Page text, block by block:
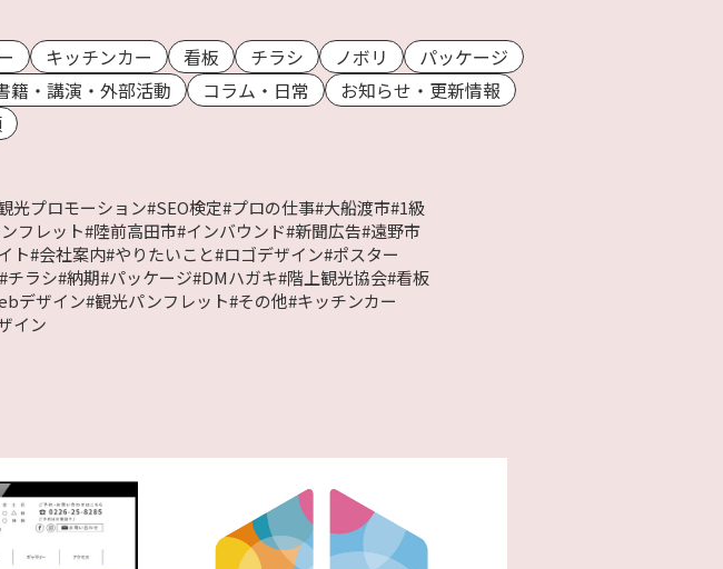
キッチンカー 看板 チラシ ノボリ
パッケージ
籍・講演・外部活動 コラム・日常
お知らせ・更新情報
光プロモーション#SEO検定#プロの仕事#大船渡市#1級
フレット#陸前高田市#インバウンド#新聞広告#遠野市
ト#会社案内#やりたいこと#ロゴデザイン#ポスター
#チラシ#納期#パッケージ#DMハガキ#階上観光協会#看板
デザイン#観光パンフレット#その他#キッチンカー
イン